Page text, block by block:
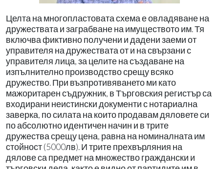
Целта на многопластовата схема е овладяване на
дружествата и заграбване на имуществото им. Тя
включва фиктивно получени и дадени заеми от
управителя на дружествата от и на свързани с
управителя лица, за целите на създаване на
изпълнително производство срещу всяко
дружество. При възпротивяването ми като
мажоритарен съдружник, в Търговския регистър са
входирани неистински документи с нотариална
заверка, по силата на които продавам дяловете си
по абсолютно идентичен начин и в трите
дружества срещу цена, равна на номиналната им
стойност (5000лв). И трите прехвърляния на
дялове са предмет на множество граждански и